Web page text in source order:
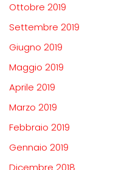
Ottobre 2019
Settembre 2019
Giugno 2019
Maggio 2019
Aprile 2019
Marzo 2019
Febbraio 2019
Gennaio 2019
Dicembre 2018